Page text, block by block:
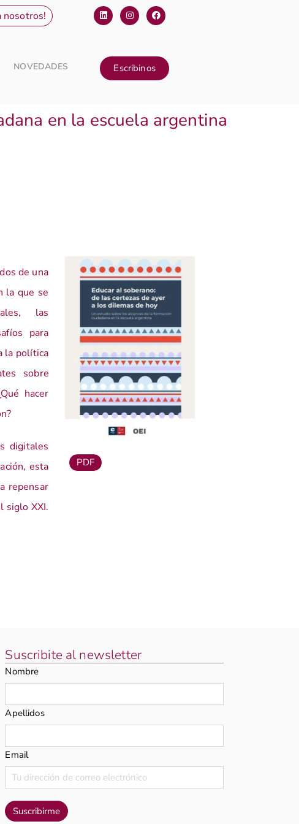
nosotros!
NOVEDADES Escribinos
en la escuela argentina
de una
la que se
las
para
la política
sobre
hacer
digitales
esta
repensar
siglo XXI.
PDF
Suscribite al newsletter
Nombre
Apellidos
Email